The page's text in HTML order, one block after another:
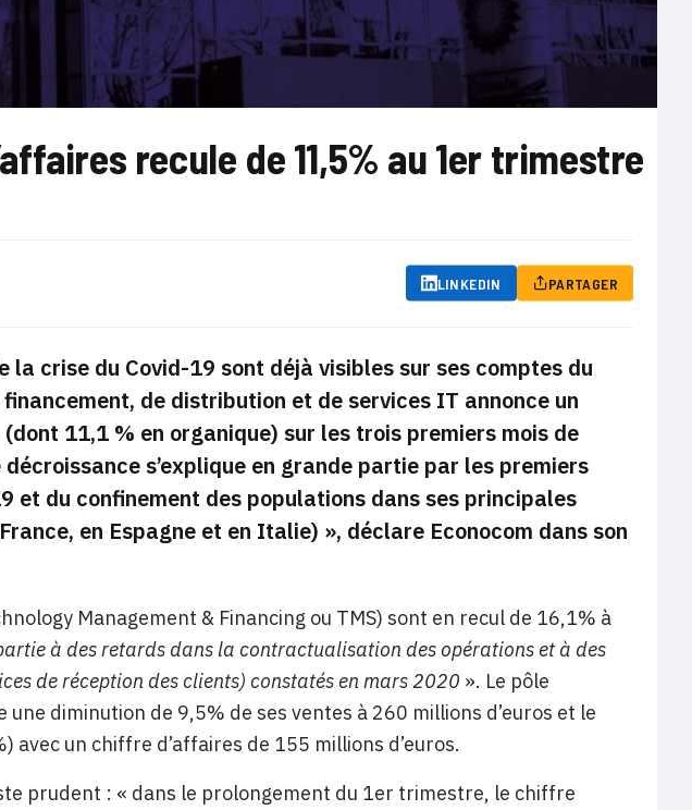
recule de 11,5% au 1er trimestre
LINKEDIN PARTAGER
la crise du Covid-19 sont déjà visibles sur ses comptes du
de distribution et de services IT annonce un
11,1 % en organique) sur les trois premiers mois de
décroissance s’explique en grande partie par les premiers
et du confinement des populations dans ses principales
en Espagne et en Italie) », déclare Econocom dans son
Management & Financing ou TMS) sont en recul de 16,1% à
à des retards dans la contractualisation des opérations et à des
de réception des clients) constatés en mars 2020 ». Le pôle
diminution de 9,5% de ses ventes à 260 millions d’euros et le
un chiffre d’affaires de 155 millions d’euros.
prudent : « dans le prolongement du 1er trimestre, le chiffre